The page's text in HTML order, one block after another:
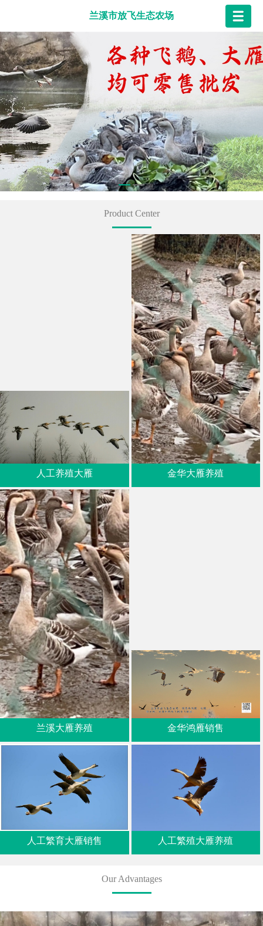
兰溪市放飞生态农场
Product Center
人工养殖大雁 金华大雁养殖
兰溪大雁养殖 金华鸿雁销售
人工繁育大雁销售 人工繁殖大雁养殖
Our Advantages